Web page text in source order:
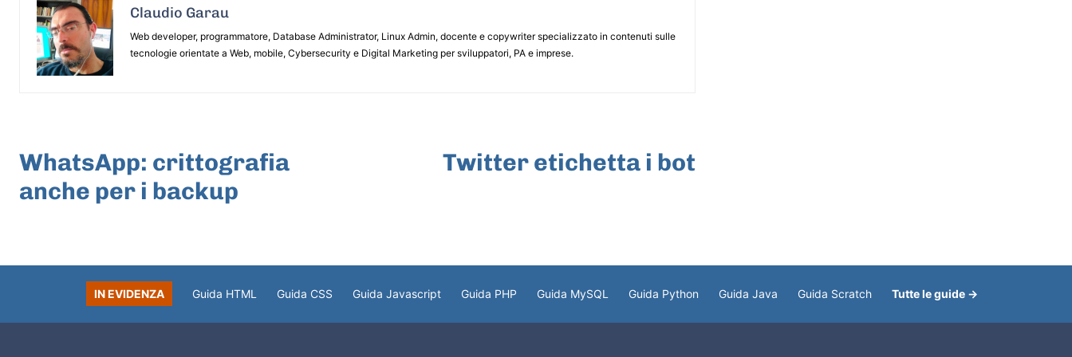
Claudio Garau
Web developer, programmatore, Database Administrator, Linux Admin, docente e copywriter specializzato in contenuti sulle
tecnologie orientate a Web, mobile, Cybersecurity e Digital Marketing per sviluppatori, PA e imprese.
WhatsApp: crittografia
anche per i backup
Twitter etichetta i bot
IN EVIDENZA Guida HTML Guida CSS Guida Javascript Guida PHP Guida MySQL Guida Python Guida Java Guida Scratch Tutte le guide →